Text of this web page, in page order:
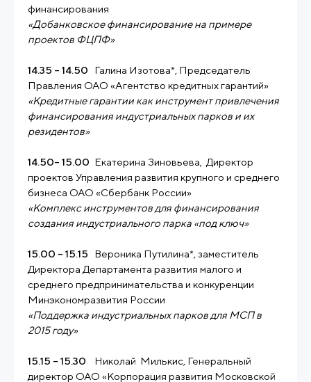
финансирования
«Добанковское финансирование на примере
проектов ФЦПФ»
14.35 – 14.50
Галина Изотова*, Председатель
Правления ОАО «Агентство кредитных гарантий»
«Кредитные гарантии как инструмент привлечения
финансирования индустриальных парков и их
резидентов»
14.50– 15.00 Екатерина Зиновьева, Директор
проектов Управления развития крупного и среднего
бизнеса ОАО «Сбербанк России»
«Комплекс инструментов для финансирования
создания индустриального парка «под ключ»
15.00 – 15.15
Вероника Путилина*, заместитель
Директора Департамента развития малого и
среднего предпринимательства и конкуренции
Минэкономразвития России
«Поддержка индустриальных парков для МСП в
2015 году»
15.15 – 15.30
Николай Милькис, Генеральный
директор ОАО «Корпорация развития Московской